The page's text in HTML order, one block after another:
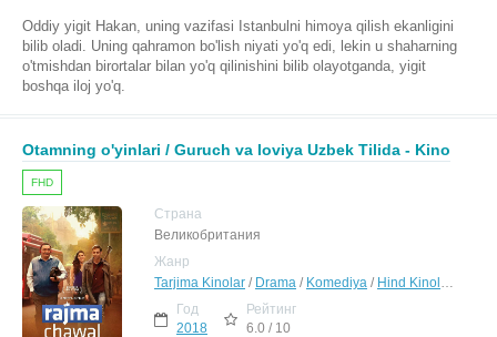
Oddiy yigit Hakan, uning vazifasi Istanbulni himoya qilish ekanligini
bilib oladi. Uning qahramon bo'lish niyati yo'q edi, lekin u shaharning
o'tmishdan birortalar bilan yo'q qilinishini bilib olayotganda, yigit
boshqa iloj yo'q.
Otamning o'yinlari / Guruch va loviya Uzbek Tilida - Kino
FHD
Страна
Великобритания
Жанр
Tarjima Kinolar / Drama / Komediya / Hind Kinolar Uzbek Tilida
Год
2018
Рейтинг
6.0 / 10